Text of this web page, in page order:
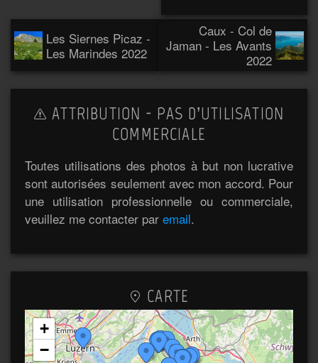
Les Siernes Picaz -
Les Marindes 2022
Caux - Col de
Jaman - Les Avants
2022
ATTRIBUTION - PAS D’UTILISATION
COMMERCIALE
Toutes utilisations des photos à but non lucrative
sont autorisées seulement avec mon accord. Pour
une utilisation professionnelle ou commerciale,
veuillez me contacter par email.
CARTE
+
−